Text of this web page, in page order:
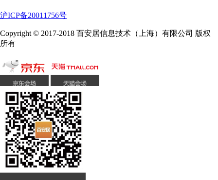
沪ICP备20011756号
Copyright © 2017-2018 百安居信息技术（上海）有限公司 版权
所有